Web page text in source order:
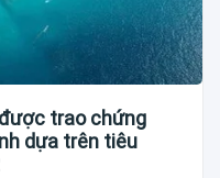
trao chứng
dựa trên tiêu